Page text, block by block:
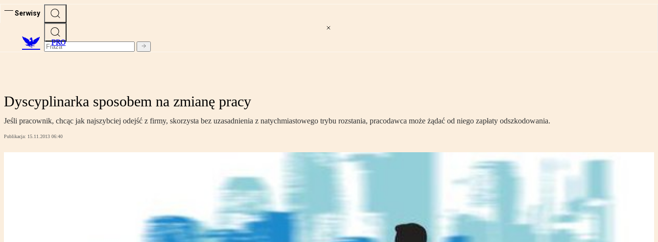
Serwisy
PRO
Dyscyplinarka sposobem na zmianę pracy
Jeśli pracownik, chcąc jak najszybciej odejść z firmy, skorzysta bez uzasadnienia z natychmiastowego trybu rozstania, pracodawca może żądać od niego zapłaty odszkodowania.
Publikacja: 15.11.2013 06:40